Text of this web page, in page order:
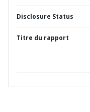
Disclosure Status
Titre du rapport